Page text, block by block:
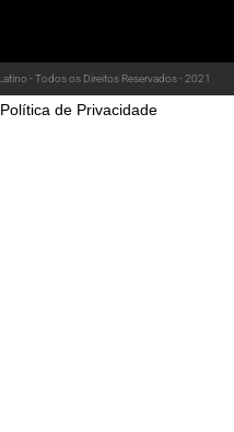
- Todos os Direitos Reservados - 2021
Política de Privacidade